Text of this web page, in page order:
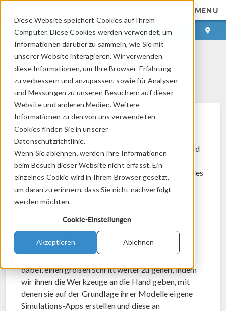
Diese Website speichert Cookies auf Ihrem
Computer. Diese Cookies werden verwendet, um
Informationen darüber zu sammeln, wie Sie mit
unserer Website interagieren. Wir verwenden
diese Informationen, um Ihre Browser-Erfahrung
zu verbessern und anzupassen, sowie für Analysen
und Messungen zu unseren Besuchern auf dieser
Website und anderen Medien. Weitere
Informationen zu den von uns verwendeten
Cookies finden Sie in unserer
Datenschutzrichtlinie.
Wenn Sie ablehnen, werden Ihre Informationen
beim Besuch dieser Website nicht erfasst. Ein
einzelnes Cookie wird in Ihrem Browser gesetzt,
um daran zu erinnern, dass Sie nicht nachverfolgt
werden möchten.
Cookie-Einstellungen
Akzeptieren Ablehnen
MENU
ANMELDEN KONTAKT
Über COMSOL
Bei COMSOL entwickeln wir mathematische
Modellierungssoftware, die neue Durchbrüche in
der Physik und im Ingenieurwesen ermöglicht – und
wir lieben, was wir tun. Unser Flaggschiffprodukt
COMSOL Multiphysics
wird in allen Bereichen des
Ingenieurwesens, der Fertigung und der
wissenschaftlichen Forschung zur Modellierung
Kundinnen und Kunden nutzen die Software, um
Produktdesigns und Prozesse zu verstehen,
vorherzusagen, zu verbessern und zu optimieren.
Wir helfen unseren Nutzern und Nutzerinnen auch
dabei, einen großen Schritt weiter zu gehen, indem
wir ihnen die Werkzeuge an die Hand geben, mit
denen sie auf der Grundlage ihrer Modelle eigene
Simulations-Apps erstellen und diese an